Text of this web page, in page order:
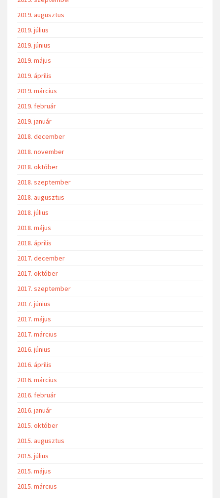
2019. augusztus
2019. július
2019. június
2019. május
2019. április
2019. március
2019. február
2019. január
2018. december
2018. november
2018. október
2018. szeptember
2018. augusztus
2018. július
2018. május
2018. április
2017. december
2017. október
2017. szeptember
2017. június
2017. május
2017. március
2016. június
2016. április
2016. március
2016. február
2016. január
2015. október
2015. augusztus
2015. július
2015. május
2015. március